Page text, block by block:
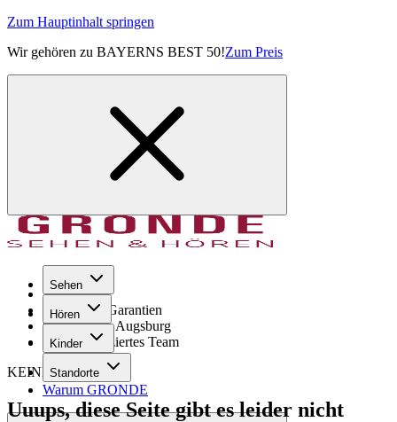
Zum Hauptinhalt springen
Wir gehören zu BAYERNS BEST 50!Zum Preis
Sehen
Hören
Kinder
Standorte
Warum GRONDE
Seit 1971
GRONDE Garantien
8× im Raum Augsburg
Hochqualifiziertes Team
KEINE SORGE!
Uuups, diese Seite gibt es leider nicht